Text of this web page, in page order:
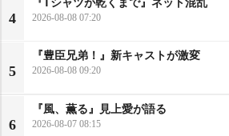
4 2026-08-08 07:20
5
『豊臣兄弟！』新キャストが激変
2026-08-08 09:20
6
『風、薫る』見上愛が語る
2026-08-07 08:15